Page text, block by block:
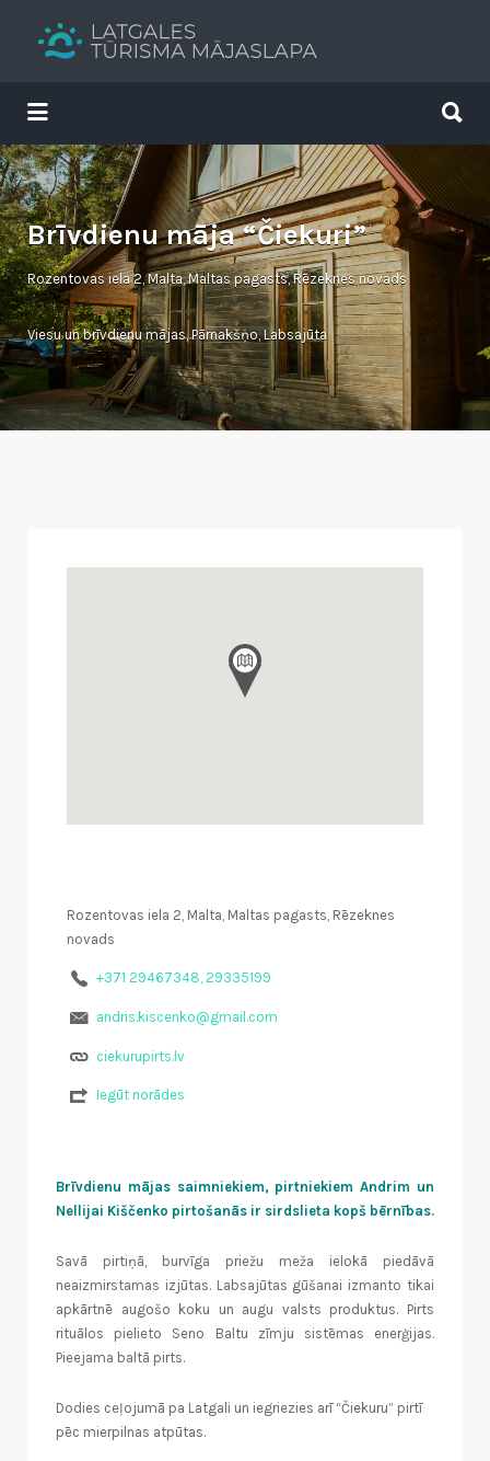
Tavs brīvdienu ceļvedis
Search
for:
for:
Brīvdienu māja “Čiekuri”
Rozentovas iela 2, Malta, Maltas pagasts, Rēzeknes novads
Viesu un brīvdienu mājas,Pārnakšņo,Labsajūta
Rozentovas iela 2, Malta, Maltas pagasts, Rēzeknes
novads
+371 29467348, 29335199
andris.kiscenko@gmail.com
ciekurupirts.lv
Iegūt norādes
Brīvdienu mājas saimniekiem, pirtniekiem Andrim un
Nellijai Kiščenko pirtošanās ir sirdslieta kopš bērnības.
Savā pirtiņā, burvīga priežu meža ielokā piedāvā
neaizmirstamas izjūtas. Labsajūtas gūšanai izmanto tikai
apkārtnē augošo koku un augu valsts produktus. Pirts
rituālos pielieto Seno Baltu zīmju sistēmas enerģijas.
Pieejama baltā pirts.
Dodies ceļojumā pa Latgali un iegriezies arī “Čiekuru” pirtī
pēc mierpilnas atpūtas.